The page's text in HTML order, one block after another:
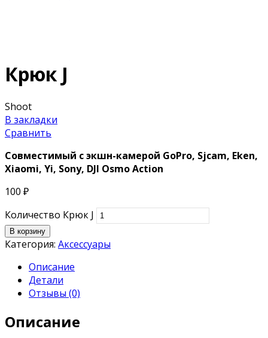
Крюк J
Shoot
В закладки
Сравнить
Совместимый с экшн-камерой GoPro, Sjcam, Eken,
Xiaomi, Yi, Sony, DJI Osmo Action
100 ₽
Количество Крюк J
В корзину
Категория: Аксессуары
Описание
Детали
Отзывы (0)
Описание